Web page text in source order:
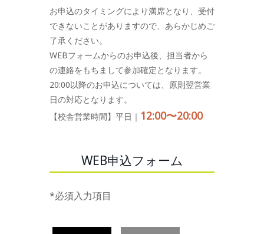
お申込のタイミングにより満席となり、受付
できないことがありますので、あらかじめご
了承ください。
WEBフォームからのお申込後、担当者から
の連絡をもちまして参加確定となります。
20:00以降のお申込については、原則翌営業
日の対応となります。
【校舎営業時間】平日｜ 12:00〜20:00
WEB申込フォーム
*必須入力項目